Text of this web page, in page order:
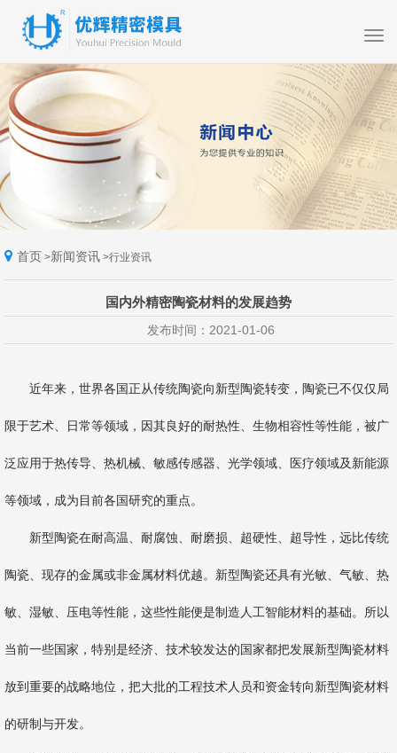
首页 >新闻资讯>行业资讯
国内外精密陶瓷材料的发展趋势
发布时间：2021-01-06
近年来，世界各国正从传统陶瓷向新型陶瓷转变，陶瓷已不仅仅局
限于艺术、日常等领域，因其良好的耐热性、生物相容性等性能，被广
泛应用于热传导、热机械、敏感传感器、光学领域、医疗领域及新能源
等领域，成为目前各国研究的重点。
新型陶瓷在耐高温、耐腐蚀、耐磨损、超硬性、超导性，远比传统
陶瓷、现存的金属或非金属材料优越。新型陶瓷还具有光敏、气敏、热
敏、湿敏、压电等性能，这些性能便是制造人工智能材料的基础。所以
当前一些国家，特别是经济、技术较发达的国家都把发展新型陶瓷材料
放到重要的战略地位，把大批的工程技术人员和资金转向新型陶瓷材料
的研制与开发。